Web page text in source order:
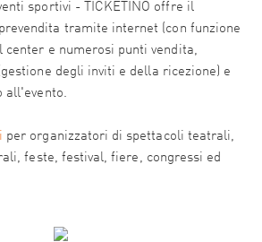
sportivi - TICKETINO offre il
tramite internet (con funzione
center e numerosi punti vendita,
degli inviti e della ricezione) e
all'evento.
per organizzatori di spettacoli teatrali,
feste, festival, fiere, congressi ed